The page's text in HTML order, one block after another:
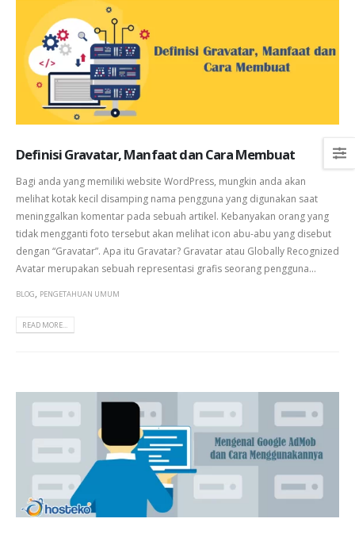
Definisi Gravatar, Manfaat dan Cara Membuat
Bagi anda yang memiliki website WordPress, mungkin anda akan
melihat kotak kecil disamping nama pengguna yang digunakan saat
meninggalkan komentar pada sebuah artikel. Kebanyakan orang yang
tidak mengganti foto tersebut akan melihat icon abu-abu yang disebut
dengan “Gravatar”. Apa itu Gravatar? Gravatar atau Globally Recognized
Avatar merupakan sebuah representasi grafis seorang pengguna...
BLOG PENGETAHUAN UMUM
READ MORE...